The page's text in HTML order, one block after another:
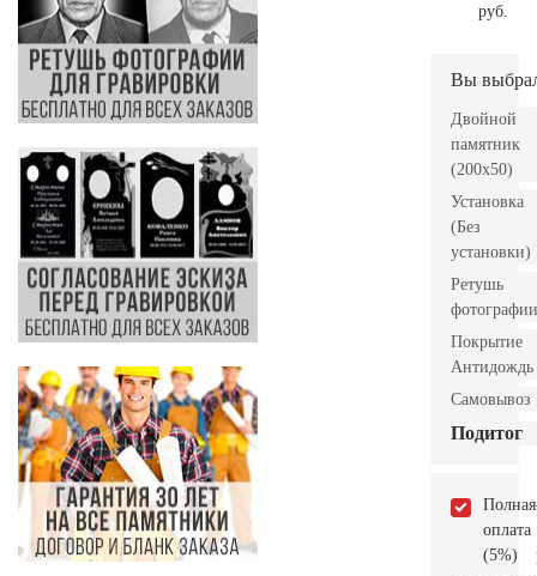
руб.
Вы
Двойной
памятник
(200x50)
Установка
(Без
установки)
Ретушь
фотографии
Покрытие
Антидождь
Самовывоз
Подитог
Полная
оплата
(5%)